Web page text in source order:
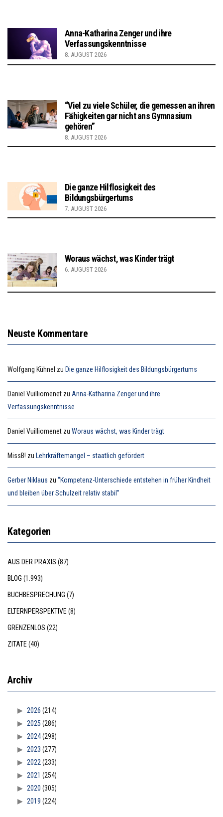
Anna-Katharina Zenger und ihre
Verfassungskenntnisse
8. AUGUST 2026
“Viel zu viele Schüler, die gemessen an ihren
Fähigkeiten gar nicht ans Gymnasium
gehören”
8. AUGUST 2026
Die ganze Hilflosigkeit des
Bildungsbürgertums
7. AUGUST 2026
Woraus wächst, was Kinder trägt
6. AUGUST 2026
Neuste Kommentare
Wolfgang Kühnel zu Die ganze Hilflosigkeit des Bildungsbürgertums
Daniel Vuilliomenet zu Anna-Katharina Zenger und ihre
Verfassungskenntnisse
Daniel Vuilliomenet zu Woraus wächst, was Kinder trägt
MissB! zu Lehrkräftemangel – staatlich gefördert
Gerber Niklaus zu “Kompetenz-Unterschiede entstehen in früher Kindheit
und bleiben über Schulzeit relativ stabil”
Kategorien
AUS DER PRAXIS (87)
BLOG (1.993)
BUCHBESPRECHUNG (7)
ELTERNPERSPEKTIVE(8)
GRENZENLOS (22)
ZITATE(40)
Archiv
2026 (214)
2025 (286)
2024(298)
2023 (277)
2022(233)
2021 (254)
2020 (305)
2019 (224)